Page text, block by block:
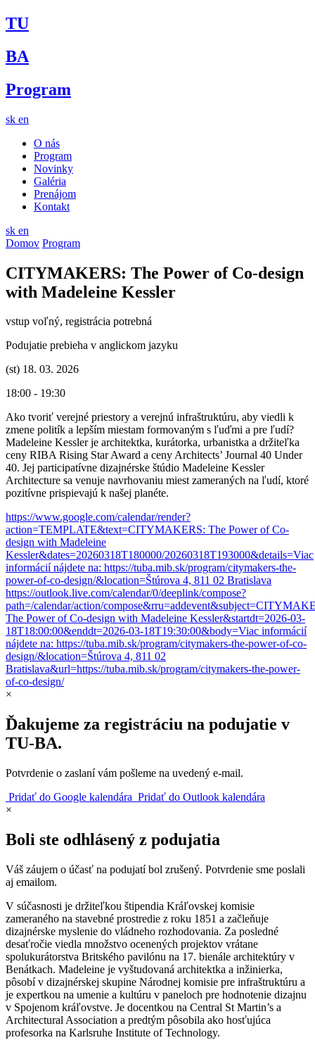
TU
BA
Program
sk en
O nás
Program
Novinky
Galéria
Prenájom
Kontakt
sk en
Domov Program
CITYMAKERS: The Power of Co-design
with Madeleine Kessler
vstup voľný, registrácia potrebná
Podujatie prebieha v anglickom jazyku
(st) 18. 03. 2026
18:00 - 19:30
Ako tvoriť verejné priestory a verejnú infraštruktúru, aby viedli k
zmene politík a lepším miestam formovaným s ľuďmi a pre ľudí?
Madeleine Kessler je architektka, kurátorka, urbanistka a držiteľka
ceny RIBA Rising Star Award a ceny Architects’ Journal 40 Under
40. Jej participatívne dizajnérske štúdio Madeleine Kessler
Architecture sa venuje navrhovaniu miest zameraných na ľudí, ktoré
pozitívne prispievajú k našej planéte.
https://www.google.com/calendar/render?
action=TEMPLATE&text=CITYMAKERS: The Power of Co-
design with Madeleine
Kessler&dates=20260318T180000/20260318T193000&details=Viac
informácií nájdete na: https://tuba.mib.sk/program/citymakers-the-
power-of-co-design/&location=Štúrova 4, 811 02 Bratislava
https://outlook.live.com/calendar/0/deeplink/compose?
path=/calendar/action/
The Power of Co-design with Madeleine Kessler&startdt=2026-03-
18T18:00:00&enddt=2026-03-18T19:30:00&body=Viac informácií
nájdete na: https://tuba.mib.sk/program/citymakers-the-power-of-co-
design/&location=Štúrova 4, 811 02
Bratislava&url=https://tuba.mib.sk/program/citymakers-the-power-
of-co-design/
×
Ďakujeme za registráciu na podujatie v
TU‑BA.
Potvrdenie o zaslaní vám pošleme na uvedený e‑mail.
Pridať do Google kalendára Pridať do Outlook kalendára
×
Boli ste odhlásený z podujatia
Váš záujem o účasť na podujatí bol zrušený. Potvrdenie sme poslali
aj emailom.
V súčasnosti je držiteľkou štipendia Kráľovskej komisie
zameraného na stavebné prostredie z roku 1851 a začleňuje
dizajnérske myslenie do vládneho rozhodovania. Za posledné
desaťročie viedla množstvo ocenených projektov vrátane
spolukurátorstva Britského pavilónu na 17. bienále architektúry v
Benátkach. Madeleine je vyštudovaná architektka a inžinierka,
pôsobí v dizajnérskej skupine Národnej komisie pre infraštruktúru a
je expertkou na umenie a kultúru v paneloch pre hodnotenie dizajnu
v Spojenom kráľovstve. Je docentkou na Central St Martin’s a
Architectural Association a predtým pôsobila ako hosťujúca
profesorka na Karlsruhe Institute of Technology.